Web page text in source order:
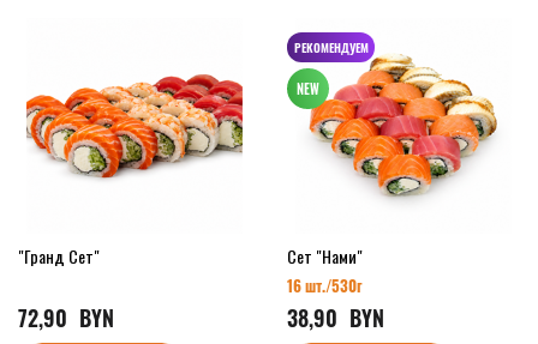
"Гранд Сет"
72,90
  BYN
РЕКОМЕНДУЕМ
Сет "Нами"
16 шт./530г
38,90
  BYN